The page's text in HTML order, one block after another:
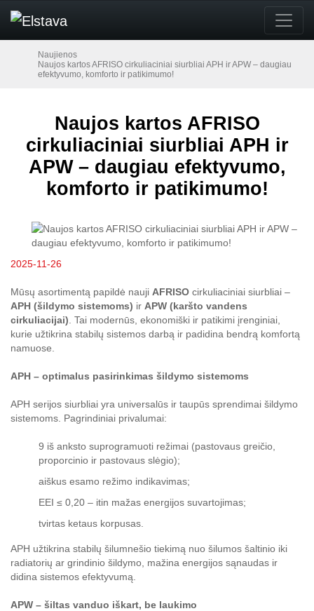
Naujienos
Naujos kartos AFRISO cirkuliaciniai siurbliai APH ir APW – daugiau
efektyvumo, komforto ir patikimumo!
Naujos kartos AFRISO
cirkuliaciniai siurbliai APH ir
APW – daugiau efektyvumo,
komforto ir patikimumo!
2025-11-26
Mūsų asortimentą papildė nauji AFRISO cirkuliaciniai siurbliai –
APH (šildymo sistemoms) ir APW (karšto vandens
cirkuliacijai) . Tai modernūs, ekonomiški ir patikimi įrenginiai,
kurie užtikrina stabilų sistemos darbą ir padidina bendrą komfortą
namuose.
APH – optimalus pasirinkimas šildymo sistemoms
APH serijos siurbliai yra universalūs ir taupūs sprendimai šildymo
sistemoms. Pagrindiniai privalumai:
9 iš anksto suprogramuoti režimai (pastovaus greičio,
proporcinio ir pastovaus slėgio);
aiškus esamo režimo indikavimas;
EEI ≤ 0,20 – itin mažas energijos suvartojimas;
tvirtas ketaus korpusas.
APH užtikrina stabilų šilumnešio tiekimą nuo šilumos šaltinio iki
radiatorių ar grindinio šildymo, mažina energijos sąnaudas ir
didina sistemos efektyvumą.
APW – šiltas vanduo iškart, be laukimo